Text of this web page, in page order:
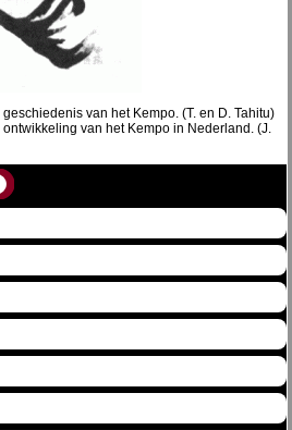
van het Kempo. (T. en D. Tahitu)
van het Kempo in Nederland. (J.